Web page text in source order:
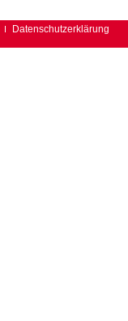
Datenschutzerklärung